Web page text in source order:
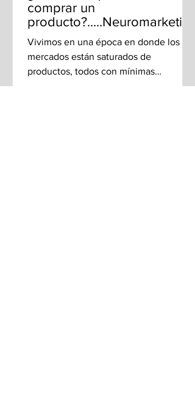
comprar un
producto?.....Neuromarketin
g
Vivimos en una época en donde los
mercados están saturados de
productos, todos con mínimas